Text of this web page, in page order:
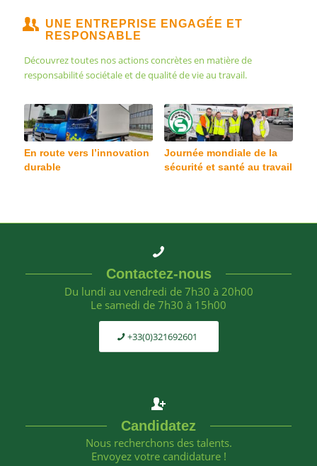
UNE ENTREPRISE ENGAGÉE ET
RESPONSABLE
Découvrez toutes nos actions concrètes en matière de
responsabilité sociétale et de qualité de vie au travail.
En route vers l’innovation
durable
Journée mondiale de la
sécurité et santé au travail
Contactez-nous
Du lundi au vendredi de 7h30 à 20h00
Le samedi de 7h30 à 15h00
+33(0)321692601
Candidatez
Nous recherchons des talents.
Envoyez votre candidature !